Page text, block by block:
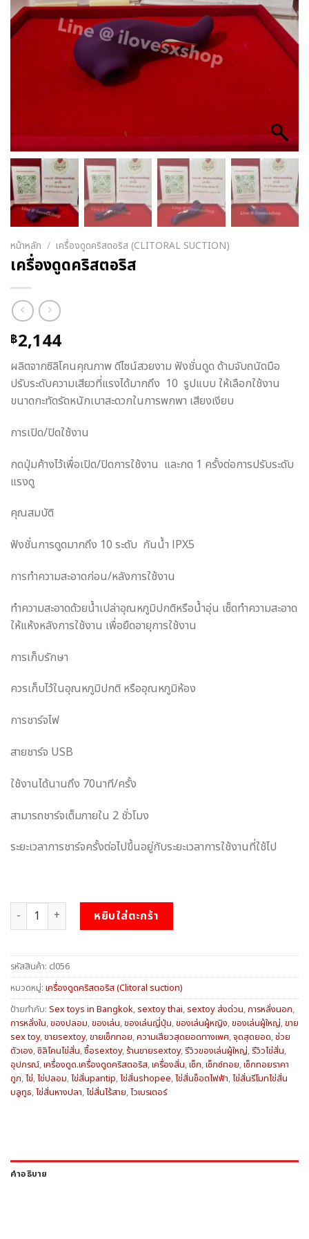
หน้าหลัก / เครื่องดูดคริสตอริส (CLITORAL SUCTION)
เครื่องดูดคริสตอริส
฿2,144
ผลิตจากซิลิโคนคุณภาพ ดีไซน์สวยงาม ฟังชั่นดูด ด้ามจับถนัดมือ
ปรับระดับความเสียวที่แรงได้มากถึง 10 รูปแบบ ให้เลือกใช้งาน
ขนาดกะทัดรัดหนักเบาสะดวกในการพกพา เสียงเงียบ
การเปิด/ปิดใช้งาน
กดปุ่มค้างไว้เพื่อเปิด/ปิดการใช้งาน และกด 1 ครั้งต่อการปรับระดับ
แรงดู
คุณสมบัติ
ฟังชั่นการดูดมากถึง 10 ระดับ กันน้ำ lPX5
การทำความสะอาดก่อน/หลังการใช้งาน
ทำความสะอาดด้วยน้ำเปล่าอุณหภูมิปกติหรือน้ำอุ่น เซ็ดทำความสะอาด
ให้แห้งหลังการใช้งาน เพื่อยืดอายุการใช้งาน
การเก็บรักษา
ควรเก็บไว้ในอุณหภูมิปกติ หรืออุณหภูมิห้อง
การชาร์จไฟ
สายชาร์จ USB
ใช้งานได้นานถึง 70นาที/ครั้ง
สามารถชาร์จเต็มภายใน 2 ชั่วโมง
ระยะเวลาการชาร์จครั้งต่อไปขึ้นอยู่กับระยะเวลาการใช้งานที่ใช้ไป
จำนวน เครื่องดูดคริสตอริส ชิ้น
หยิบใส่ตะกร้า
รหัสสินค้า: cl056
หมวดหมู่: เครื่องดูดคริสตอริส (Clitoral suction)
ป้ายกำกับ: Sex toys in Bangkok,sextoy thai,sextoy ส่งด่วน,การหลั่งนอก,
การหลั่งใน,ของปลอม,ของเล่น,ของเล่นญี่ปุ่น,ของเล่นผู้หญิง,ของเล่นผู้ใหญ่,ขาย
sex toy,ขายsextoy,ขายเซ็กทอย,ความเสียวสุดยอดทางเพศ,จุดสุดยอด,ช่วย
ตัวเอง,ซิลิโคนไข่สั่น,ซื้อsextoy,ร้านขายsextoy,รีวิวของเล่นผู้ใหญ่,รีวิวไข่สั่น,
อุปกรณ์,เครื่องดูด.เครื่องดูดคริสตอริส,เครื่องสั่น,เซ็ก,เซ็กซ์ทอย,เซ็กทอยราคา
ถูก,ไข่,ไข่ปลอม,ไข่สั่นpantip,ไข่สั่นshopee,ไข่สั่นช็อตไฟฟ้า,ไข่สั่นรีโมทไข่สั่น
บลูทูธ,ไข่สั่นหางปลา,ไข่สั่นไร้สาย,ไวเบรเตอร์
คำอธิบาย